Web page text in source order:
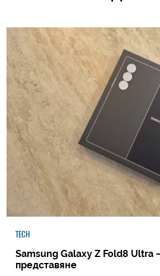
TECH
Samsung Galaxy Z Fold8 Ultra
представяне